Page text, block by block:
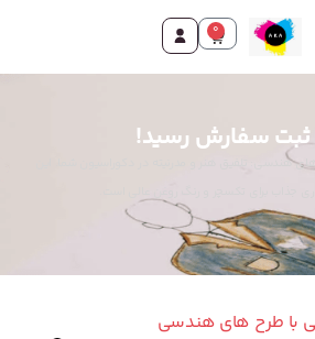
0
سفارش رسید!
هندسی: تلفیق هنر و مدرنیته در دکوراسیون شما. این
جذاب برای تکسچر و رنگ روغن عالی است.